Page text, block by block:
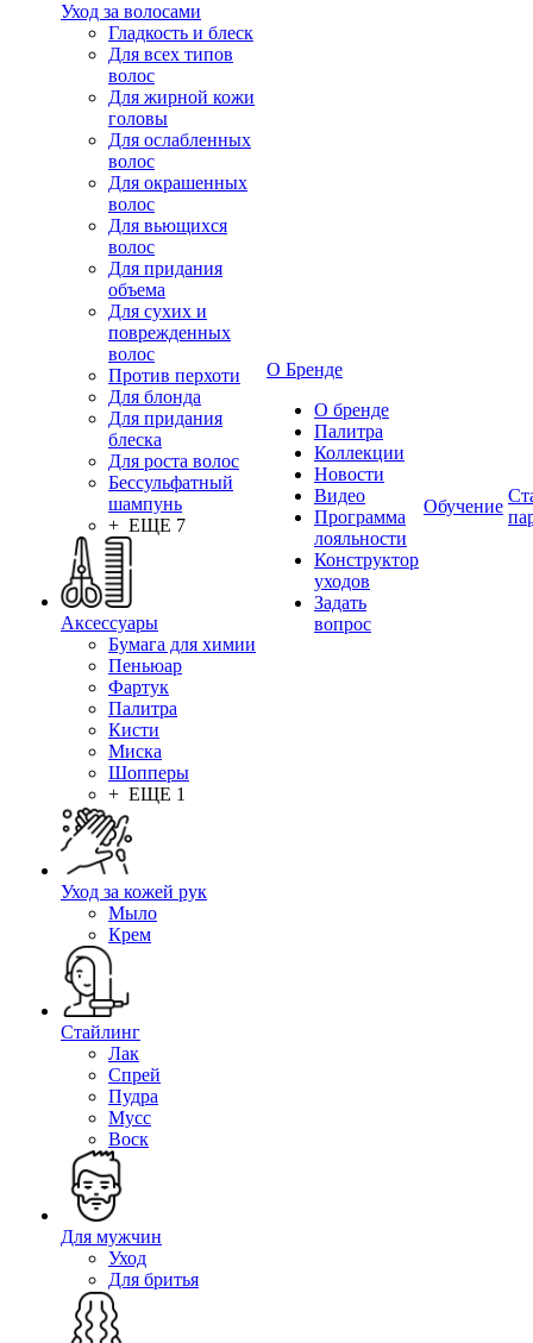
Уход за волосами
Гладкость и блеск
Для всех типов
волос
Для жирной кожи
головы
Для ослабленных
волос
Для окрашенных
волос
Для вьющихся
волос
Для придания
объема
Для сухих и
поврежденных
волос
Против перхоти
Для блонда
Для придания
блеска
Для роста волос
Бессульфатный
шампунь
+ ЕЩЕ 7
Аксессуары
Бумага для химии
Пеньюар
Фартук
Палитра
Кисти
Миска
Шопперы
+ ЕЩЕ 1
Уход за кожей рук
Мыло
Крем
Стайлинг
Лак
Спрей
Пудра
Мусс
Воск
Для мужчин
Уход
Для бритья
О Бренде
О бренде
Палитра
Коллекции
Новости
Видео
Программа
лояльности
Конструктор
уходов
Задать
вопрос
Обучение